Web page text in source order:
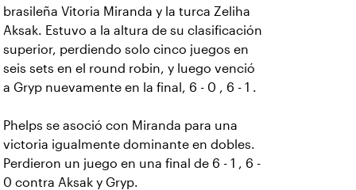
brasileña Vitoria Miranda y la turca Zeliha
Aksak. Estuvo a la altura de su clasificación
superior, perdiendo solo cinco juegos en
seis sets en el round robin, y luego venció
a Gryp nuevamente en la final, 6 - 0 , 6 - 1 .
Phelps se asoció con Miranda para una
victoria igualmente dominante en dobles.
Perdieron un juego en una final de 6 - 1 , 6 -
0 contra Aksak y Gryp.